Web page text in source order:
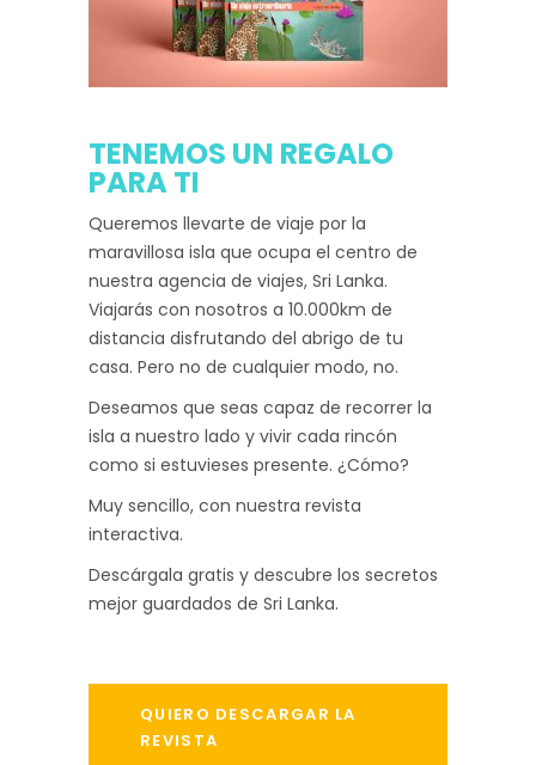
TENEMOS UN REGALO
PARA TI
Queremos llevarte de viaje por la
maravillosa isla que ocupa el centro de
nuestra agencia de viajes, Sri Lanka.
Viajarás con nosotros a 10.000km de
distancia disfrutando del abrigo de tu
casa. Pero no de cualquier modo, no.
Deseamos que seas capaz de recorrer la
isla a nuestro lado y vivir cada rincón
como si estuvieses presente. ¿Cómo?
Muy sencillo, con nuestra revista
interactiva.
Descárgala gratis y descubre los secretos
mejor guardados de Sri Lanka.
QUIERO DESCARGAR LA
REVISTA